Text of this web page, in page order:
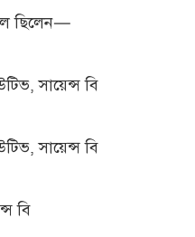
ছিলেন—
সায়েন্স বি
সায়েন্স বি
বি